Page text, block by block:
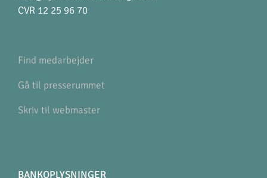
CVR 12 25 96 70
Find medarbejder
Gå til presserummet
Skriv til webmaster
BANKOPLYSNINGER